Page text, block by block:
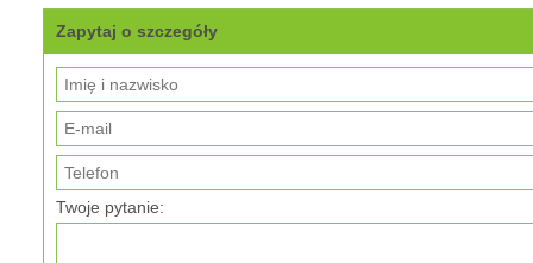
Zapytaj o szczegóły
Twoje pytanie: